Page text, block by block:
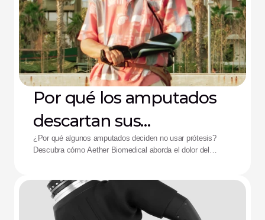
Por qué los amputados
descartan sus
dispositivos: La solución
¿Por qué algunos amputados deciden no usar prótesis?
Descubra cómo Aether Biomedical aborda el dolor del